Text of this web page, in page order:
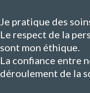
Je pratique des
Le respect de la
sont mon éthique.
La confiance entre
déroulement de la